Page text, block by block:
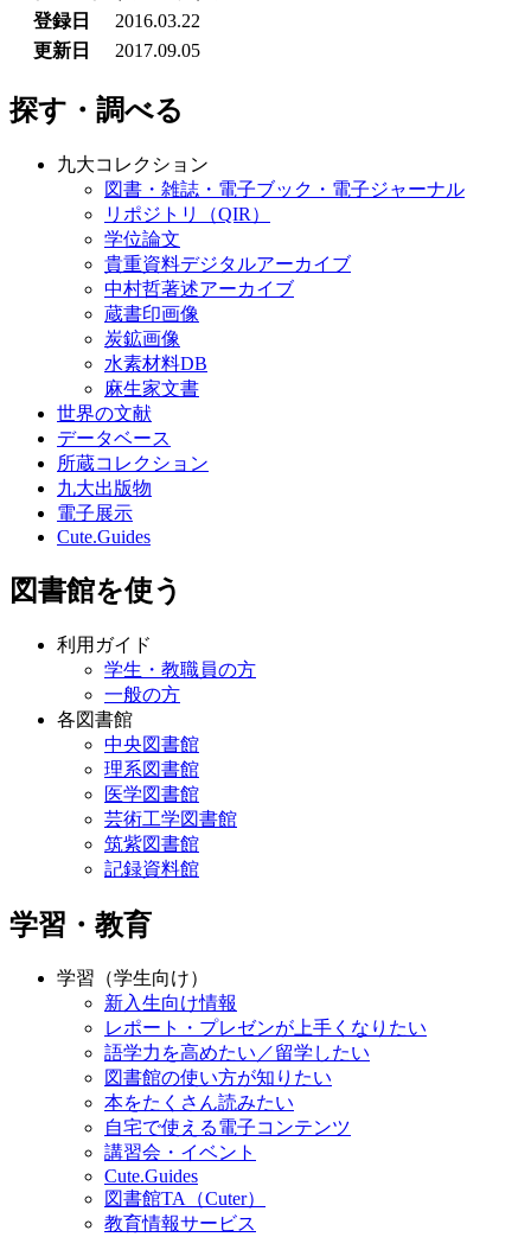
登録日
2016.03.22
更新日
2017.09.05
探す・調べる
九大コレクション
図書・雑誌・電子ブック・電子ジャーナル
リポジトリ（QIR）
学位論文
貴重資料デジタルアーカイブ
中村哲著述アーカイブ
蔵書印画像
炭鉱画像
水素材料DB
麻生家文書
世界の文献
データベース
所蔵コレクション
九大出版物
電子展示
Cute.Guides
図書館を使う
利用ガイド
学生・教職員の方
一般の方
各図書館
中央図書館
理系図書館
医学図書館
芸術工学図書館
筑紫図書館
記録資料館
学習・教育
学習（学生向け）
新入生向け情報
レポート・プレゼンが上手くなりたい
語学力を高めたい／留学したい
図書館の使い方が知りたい
本をたくさん読みたい
自宅で使える電子コンテンツ
講習会・イベント
Cute.Guides
図書館TA（Cuter）
教育情報サービス